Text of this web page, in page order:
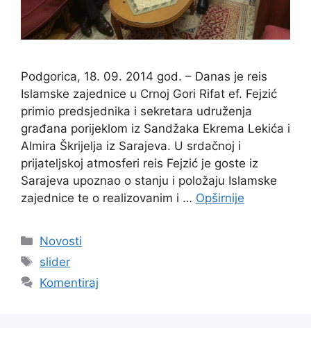
Podgorica, 18. 09. 2014 god. – Danas je reis
Islamske zajednice u Crnoj Gori Rifat ef. Fejzić
primio predsjednika i sekretara udruženja
građana porijeklom iz Sandžaka Ekrema Lekića i
Almira Škrijelja iz Sarajeva. U srdačnoj i
prijateljskoj atmosferi reis Fejzić je goste iz
Sarajeva upoznao o stanju i položaju Islamske
zajednice te o realizovanim i … Opširnije
Kategorije
Novosti
Oznake
slider
Komentiraj